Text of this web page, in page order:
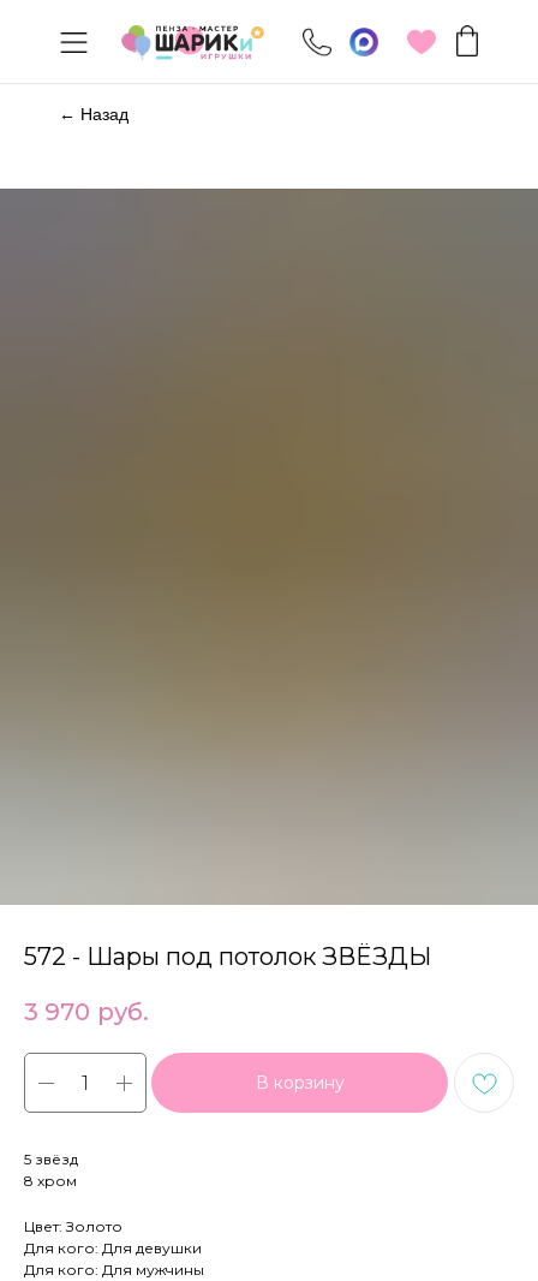
← Назад
572 - Шары под потолок ЗВЁЗДЫ
3 970 руб.
В корзину
5 звёзд
8 хром
Цвет: Золото
Для кого: Для девушки
Для кого: Для мужчины